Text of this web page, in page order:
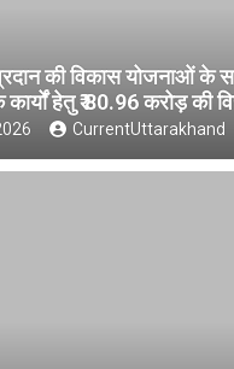
की विकास योजनाओं के
हेतु ₹ 80.96 करोड़ की
CurrentUttarakhand